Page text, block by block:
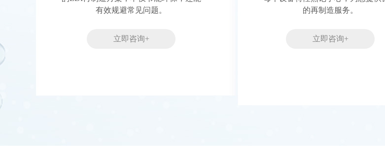
有效规避常见问题。
立即咨询+
的再制造服务。
立即咨询+